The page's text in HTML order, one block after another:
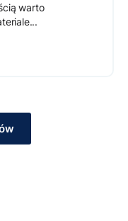
warto